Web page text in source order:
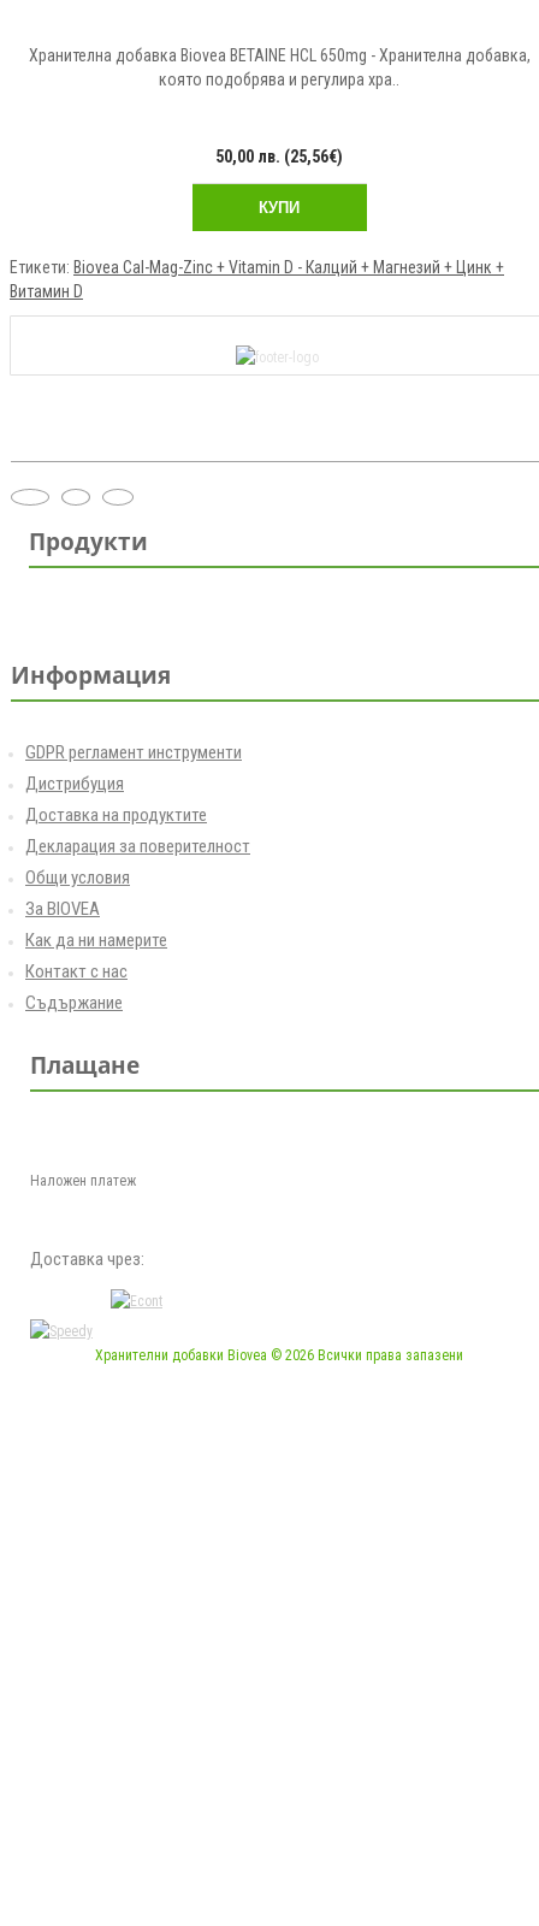
Хранителна добавка Biovea BETAINE HCL 650mg - Хранителна добавка,
която подобрява и регулира хра..
50,00 лв. (25,56€)
КУПИ
Етикети: Biovea Cal-Mag-Zinc + Vitamin D - Калций + Магнезий + Цинк +
Витамин D
Продукти
Информация
GDPR регламент инструменти
Дистрибуция
Доставка на продуктите
Декларация за поверителност
Общи условия
За BIOVEA
Как да ни намерите
Контакт с нас
Съдържание
Плащане
Наложен платеж
Доставка чрез:
Хранителни добавки Biovea © 2026 Всички права запазени